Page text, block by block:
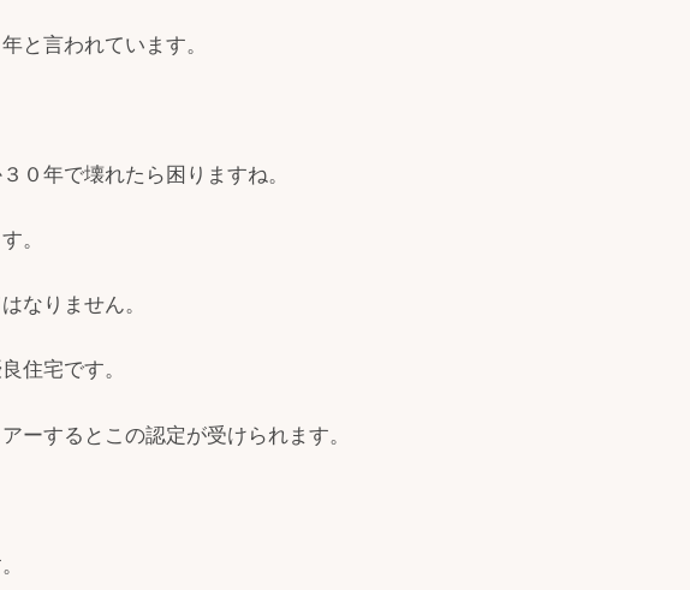
と言われています。
０年で壊れたら困りますね。
。
なりません。
住宅です。
ーするとこの認定が受けられます。